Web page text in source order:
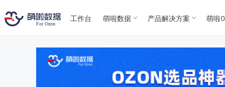
工作台 萌啦数据 产品解决方案 萌啦